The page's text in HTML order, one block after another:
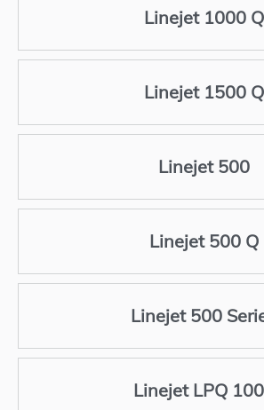
Linejet 1000 Q
Linejet 1500 Q
Linejet 500
Linejet 500 Q
Linejet 500
Linejet LPQ